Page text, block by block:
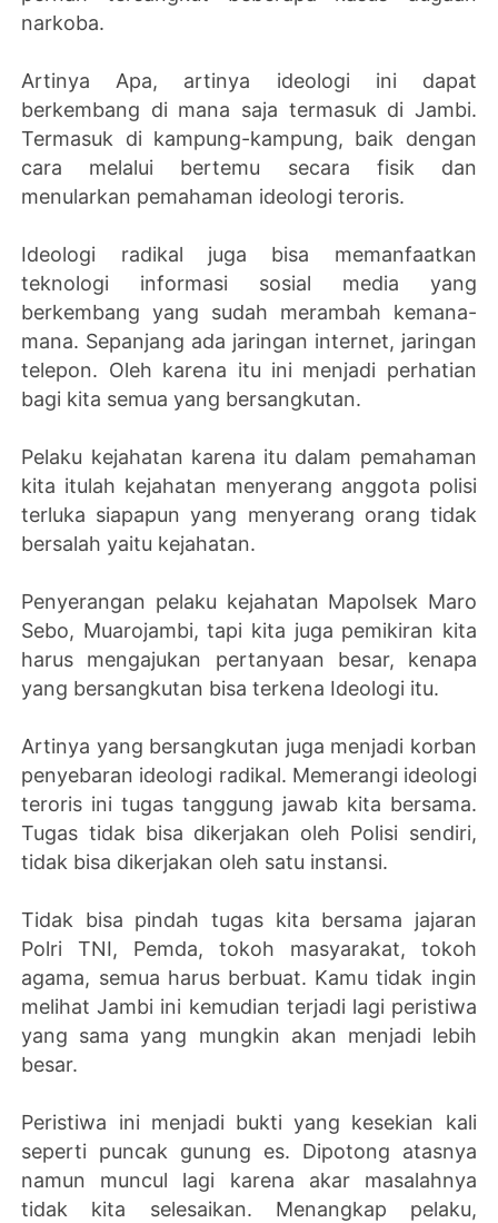
narkoba.
Artinya Apa, artinya ideologi ini dapat
berkembang di mana saja termasuk di Jambi.
Termasuk di kampung-kampung, baik dengan
cara melalui bertemu secara fisik dan
menularkan pemahaman ideologi teroris.
Ideologi radikal juga bisa memanfaatkan
teknologi informasi sosial media yang
berkembang yang sudah merambah kemana-
mana. Sepanjang ada jaringan internet, jaringan
telepon. Oleh karena itu ini menjadi perhatian
bagi kita semua yang bersangkutan.
Pelaku kejahatan karena itu dalam pemahaman
kita itulah kejahatan menyerang anggota polisi
terluka siapapun yang menyerang orang tidak
bersalah yaitu kejahatan.
Penyerangan pelaku kejahatan Mapolsek Maro
Sebo, Muarojambi, tapi kita juga pemikiran kita
harus mengajukan pertanyaan besar, kenapa
yang bersangkutan bisa terkena Ideologi itu.
Artinya yang bersangkutan juga menjadi korban
penyebaran ideologi radikal. Memerangi ideologi
teroris ini tugas tanggung jawab kita bersama.
Tugas tidak bisa dikerjakan oleh Polisi sendiri,
tidak bisa dikerjakan oleh satu instansi.
Tidak bisa pindah tugas kita bersama jajaran
Polri TNI, Pemda, tokoh masyarakat, tokoh
agama, semua harus berbuat. Kamu tidak ingin
melihat Jambi ini kemudian terjadi lagi peristiwa
yang sama yang mungkin akan menjadi lebih
besar.
Peristiwa ini menjadi bukti yang kesekian kali
seperti puncak gunung es. Dipotong atasnya
namun muncul lagi karena akar masalahnya
tidak kita selesaikan. Menangkap pelaku,